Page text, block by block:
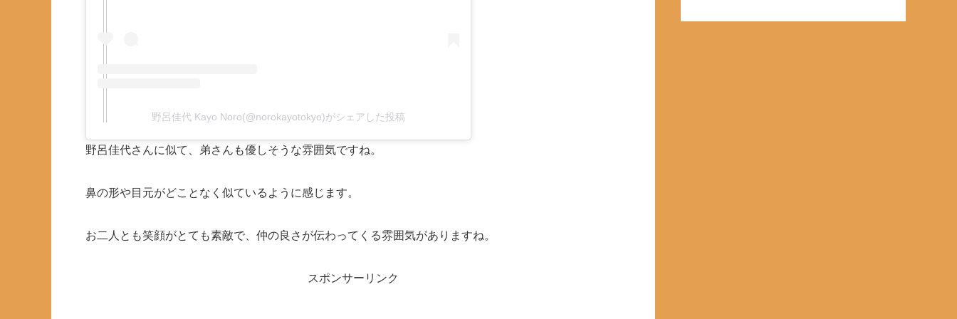
野呂佳代 Kayo Noro(@norokayotokyo)がシェアした投稿
野呂佳代さんに似て、弟さんも優しそうな雰囲気ですね。
鼻の形や目元がどことなく似ているように感じます。
お二人とも笑顔がとても素敵で、仲の良さが伝わってくる雰囲気がありますね。
スポンサーリンク